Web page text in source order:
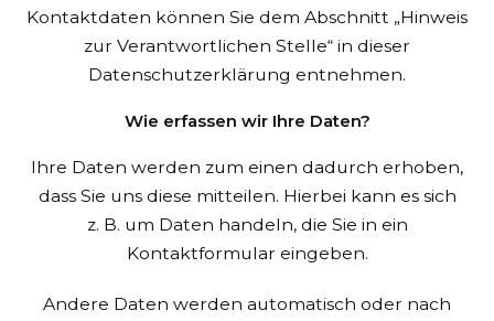
Kontaktdaten können Sie dem Abschnitt „Hinweis
zur Verantwortlichen Stelle“ in dieser
Datenschutzerklärung entnehmen.
Wie erfassen wir Ihre Daten?
Ihre Daten werden zum einen dadurch erhoben,
dass Sie uns diese mitteilen. Hierbei kann es sich
z. B. um Daten handeln, die Sie in ein
Kontaktformular eingeben.
Andere Daten werden automatisch oder nach